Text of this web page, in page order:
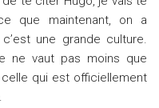
que maintenant, on a
une grande culture.
ne vaut pas moins que
celle qui est officiellement